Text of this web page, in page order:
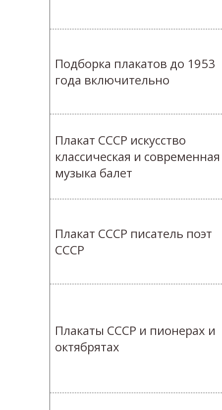
Подборка плакатов до 1953
года включительно
Плакат СССР искусство
классическая и современная
музыка балет
Плакат СССР писатель поэт
СССР
Плакаты СССР и пионерах и
октябрятах